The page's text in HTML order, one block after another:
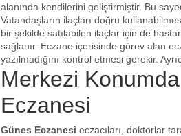
alanında kendilerini geliştirmiştir. Bu
Vatandaşların ilaçları doğru
bir şekilde satılabilen ilaçlar için de
sağlanır. Eczane içerisinde görev alan
yazılmadığını kontrol etmesi gerekir.
Merkezi
Eczanesi
Günes Eczanesi eczacıları, doktorlar